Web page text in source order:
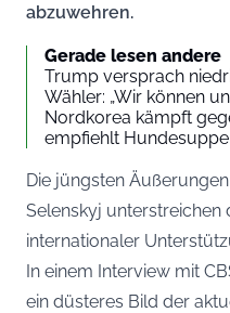
abzuwehren.
Gerade lesen andere
Trump versprach
Wähler: „Wir können
Nordkorea kämpft
empfiehlt Hundesuppe
Die jüngsten
Selenskyj unterstreichen
internationaler
In einem Interview mit
ein düsteres Bild der